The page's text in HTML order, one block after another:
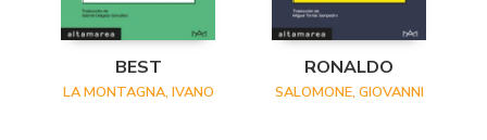
BEST
LA MONTAGNA, IVANO
RONALDO
SALOMONE, GIOVANNI